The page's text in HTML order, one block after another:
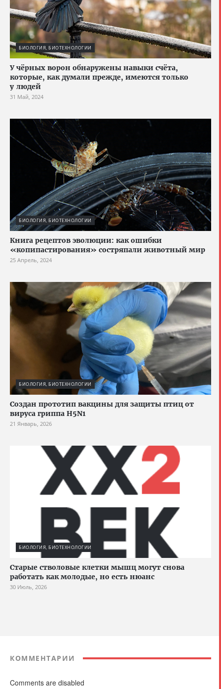
БИОЛОГИЯ, БИОТЕХНОЛОГИИ
У чёрных ворон обнаружены навыки счёта,
которые, как думали прежде, имеются только
у людей
31 Май, 2024
БИОЛОГИЯ, БИОТЕХНОЛОГИИ
Книга рецептов эволюции: как ошибки
«копипастирования» состряпали животный мир
25 Апрель, 2024
БИОЛОГИЯ, БИОТЕХНОЛОГИИ
Создан прототип вакцины для защиты птиц от
вируса гриппа H5N1
21 Январь, 2026
БИОЛОГИЯ, БИОТЕХНОЛОГИИ
Старые стволовые клетки мышц могут снова
работать как молодые, но есть нюанс
30 Июль, 2026
КОММЕНТАРИИ
Comments are disabled